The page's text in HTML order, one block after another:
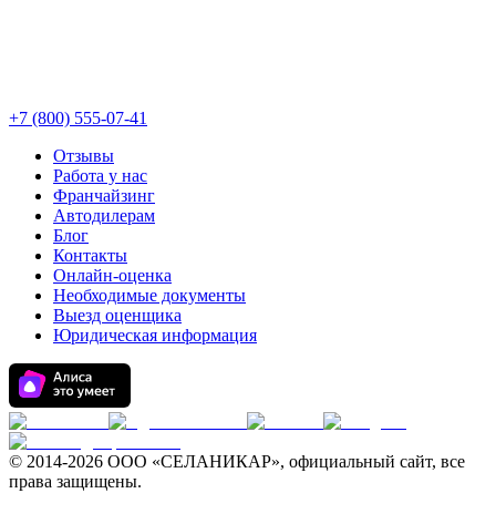
+7 (800) 555-07-41
Отзывы
Работа у нас
Франчайзинг
Автодилерам
Блог
Контакты
Онлайн-оценка
Необходимые документы
Выезд оценщика
Юридическая информация
© 2014-2026 ООО «СЕЛАНИКАР», официальный сайт, все
права защищены.